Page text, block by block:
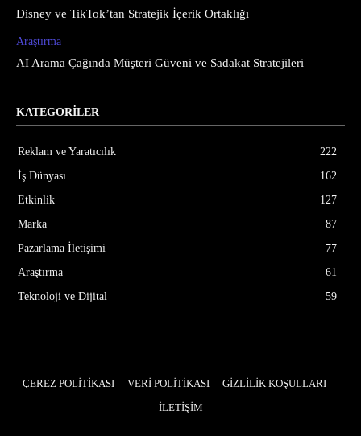
Disney ve TikTok’tan Stratejik İçerik Ortaklığı
Araştırma
AI Arama Çağında Müşteri Güveni ve Sadakat Stratejileri
KATEGORİLER
Reklam ve Yaratıcılık
222
İş Dünyası
162
Etkinlik
127
Marka
87
Pazarlama İletişimi
77
Araştırma
61
Teknoloji ve Dijital
59
ÇEREZ POLİTİKASI VERİ POLİTİKASI
GİZLİLİK KOŞULLARI
İLETİŞİM